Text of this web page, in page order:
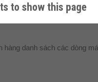
to show this page
danh sách các dòng